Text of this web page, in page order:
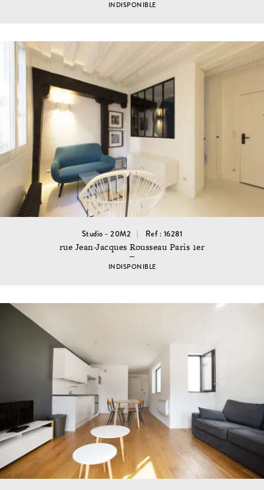
INDISPONIBLE
Studio - 20M2 Ref : 16281
rue Jean-Jacques Rousseau Paris 1er
INDISPONIBLE